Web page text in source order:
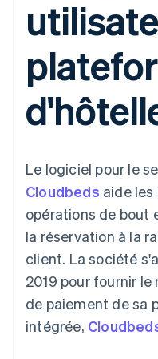
Moyens de
paiement
de 125
Terminal
personne
Authorization
optimisée
Link
Paiements
accélérés
Connections
Comptes
associés
Plus
SaaS
Jeux
loisirs
Médias
non
Gérer
des
Fournir
Blog
État de
Feuille
annuelle
Contact
Le logiciel pour le
Cloudbeds aide les
opérations de bout
la réservation à la
client. La société
2019 pour fournir
de paiement de sa
intégrée,